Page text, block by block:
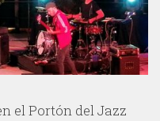
el Portón del Jazz